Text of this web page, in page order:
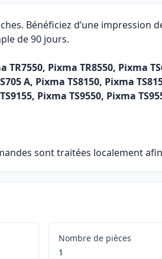
Bénéficiez d’une impression
de 90 jours.
Pixma TR8550, Pixma
A, Pixma TS8150, Pixma
Pixma TS9550, Pixma
sont traitées localement
Nombre de pièces
1